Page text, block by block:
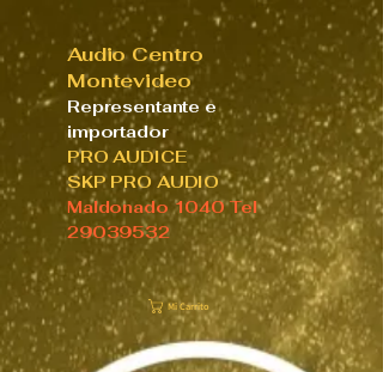
Audio Centro
Montevideo
Representante e
importador
PRO AUDICE
SKP PRO AUDIO
Maldonado 1040 Tel
29039532
Mi Carrito